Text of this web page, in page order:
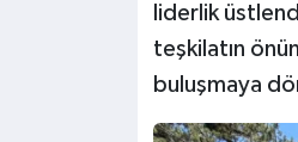
liderlik
teşkilatın
buluşmaya